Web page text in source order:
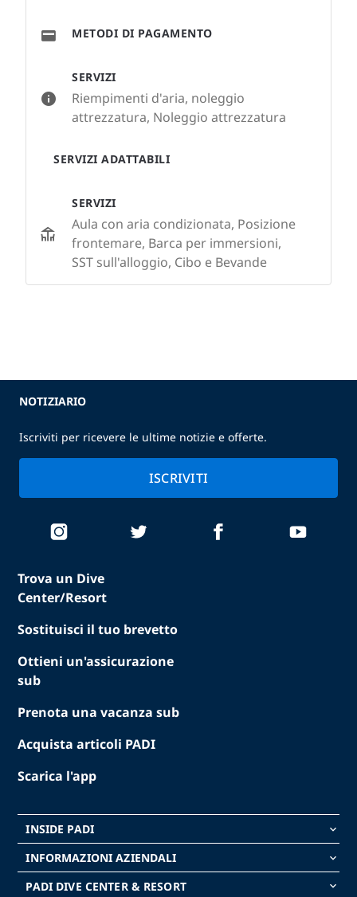
SERVIZI
Riempimenti d'aria, noleggio
attrezzatura, Noleggio attrezzatura
SERVIZI ADATTABILI
SERVIZI
Aula con aria condizionata, Posizione
frontemare, Barca per immersioni,
SST sull'alloggio, Cibo e Bevande
METODI DI PAGAMENTO
Trova un Dive
Center/Resort
Sostituisci il tuo brevetto
Ottieni un'assicurazione
sub
Prenota una vacanza sub
Acquista articoli PADI
Scarica l'app
INSIDE PADI keyboard_arrow_down
INFORMAZIONI AZIENDALI keyboard_arrow_down
PADI DIVE CENTER & RESORT keyboard_arrow_down
NOTIZIARIO
Iscriviti per ricevere le ultime notizie e offerte.
ISCRIVITI